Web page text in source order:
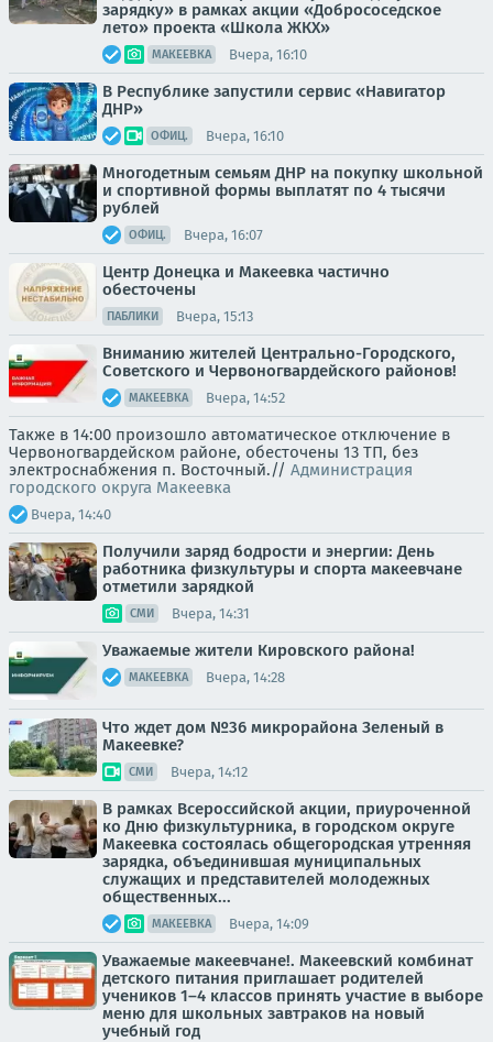
зарядку» в рамках акции «Добрососедское
лето» проекта «Школа ЖКХ»
МАКЕЕВКА Вчера, 16:10
В Республике запустили сервис «Навигатор
ДНР»
ОФИЦ. Вчера, 16:10
Многодетным семьям ДНР на покупку школьной
и спортивной формы выплатят по 4 тысячи
рублей
ОФИЦ. Вчера, 16:07
Центр Донецка и Макеевка частично
обесточены
ПАБЛИКИ Вчера, 15:13
Вниманию жителей Центрально-Городского,
Советского и Червоногвардейского районов!
МАКЕЕВКА Вчера, 14:52
Также в 14:00 произошло автоматическое отключение в
Червоногвардейском районе, обесточены 13 ТП, без
электроснабжения п. Восточный.// Администрация
городского округа Макеевка
Вчера, 14:40
Получили заряд бодрости и энергии: День
работника физкультуры и спорта макеевчане
отметили зарядкой
СМИ Вчера, 14:31
Уважаемые жители Кировского района!
МАКЕЕВКА Вчера, 14:28
Что ждет дом №36 микрорайона Зеленый в
Макеевке?
СМИ Вчера, 14:12
В рамках Всероссийской акции, приуроченной
ко Дню физкультурника, в городском округе
Макеевка состоялась общегородская утренняя
зарядка, объединившая муниципальных
служащих и представителей молодежных
общественных...
МАКЕЕВКА Вчера, 14:09
Уважаемые макеевчане!. Макеевский комбинат
детского питания приглашает родителей
учеников 1–4 классов принять участие в выборе
меню для школьных завтраков на новый
учебный год